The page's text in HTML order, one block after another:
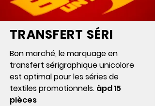
TRANSFERT SÉRI
Bon marché, le marquage en
transfert sérigraphique unicolore
est optimal pour les séries de
textiles promotionnels. àpd 15
pièces